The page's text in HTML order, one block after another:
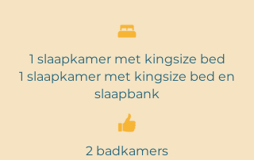
1 slaapkamer met kingsize bed
1 slaapkamer met kingsize bed en
slaapbank
2 badkamers